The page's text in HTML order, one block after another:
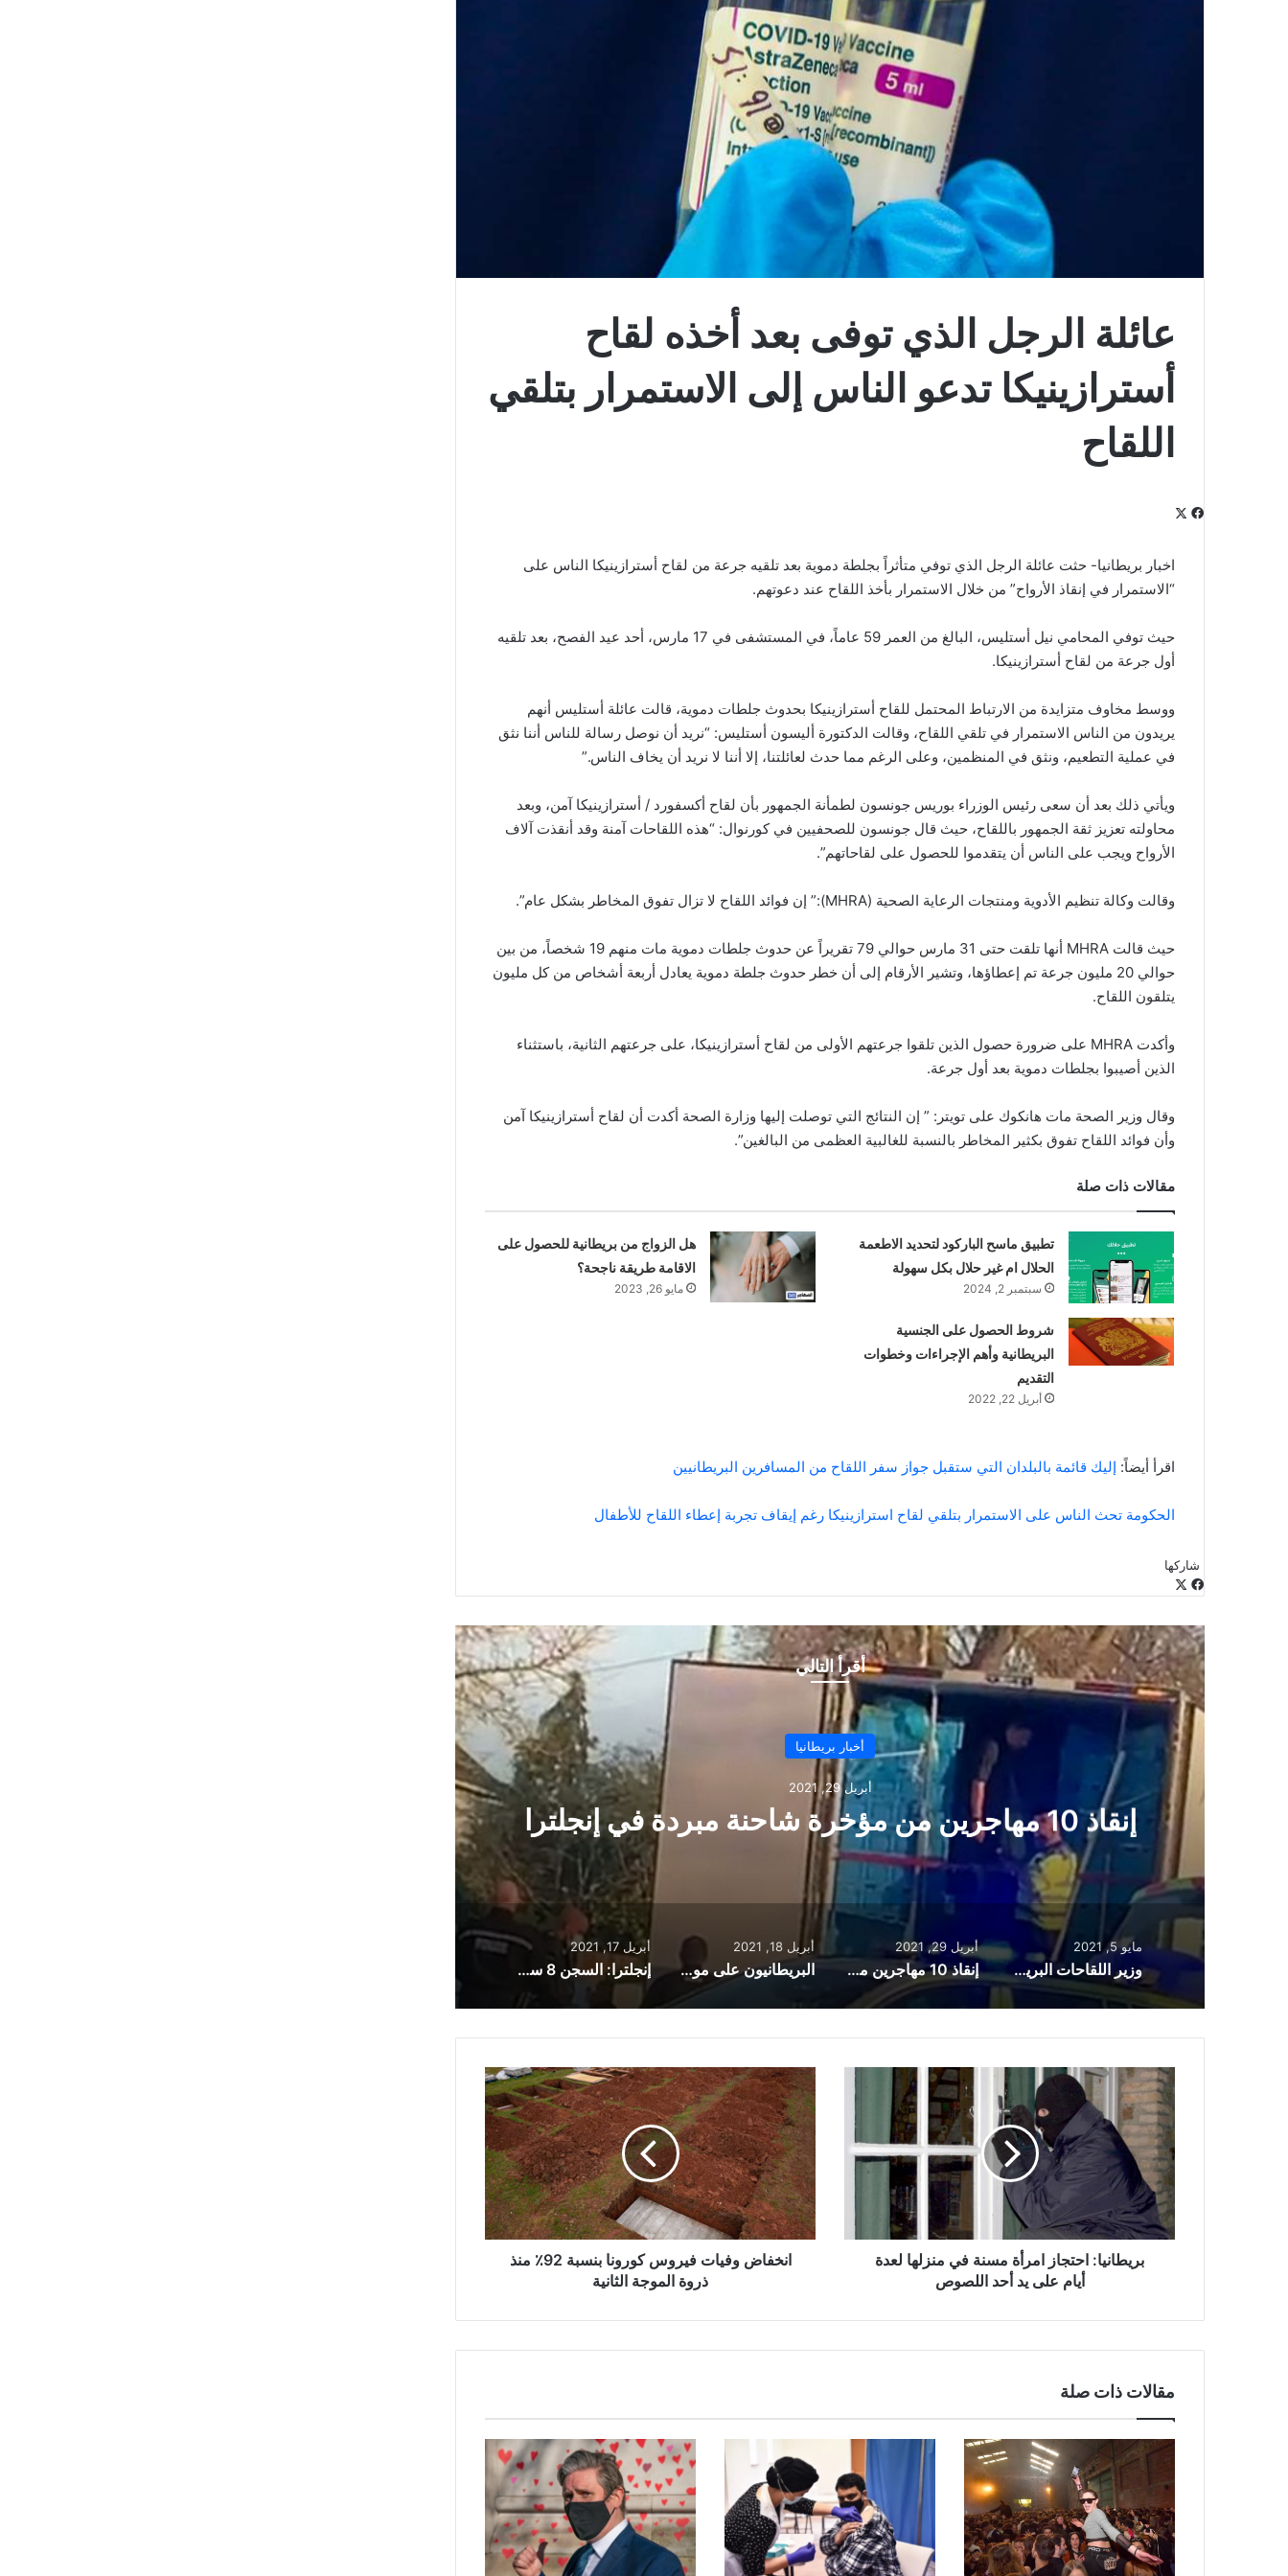
عائلة الرجل الذي توفى بعد أخذه لقاح
أسترازينيكا تدعو الناس إلى الاستمرار بتلقي
اللقاح
فيسبوك
اخبار بريطانيا- حثت عائلة الرجل الذي توفي متأثراً بجلطة دموية بعد تلقيه جرعة من لقاح أسترازينيكا الناس على
“الاستمرار في إنقاذ الأرواح” من خلال الاستمرار بأخذ اللقاح عند دعوتهم.
حيث توفي المحامي نيل أستليس، البالغ من العمر 59 عاماً، في المستشفى في 17 مارس، أحد عيد الفصح، بعد تلقيه
أول جرعة من لقاح أسترازينيكا.
ووسط مخاوف متزايدة من الارتباط المحتمل للقاح أسترازينيكا بحدوث جلطات دموية، قالت عائلة أستليس أنهم
يريدون من الناس الاستمرار في تلقي اللقاح، وقالت الدكتورة أليسون أستليس: “نريد أن نوصل رسالة للناس أننا نثق
في عملية التطعيم، ونثق في المنظمين، وعلى الرغم مما حدث لعائلتنا، إلا أننا لا نريد أن يخاف الناس.”
ويأتي ذلك بعد أن سعى رئيس الوزراء بوريس جونسون لطمأنة الجمهور بأن لقاح أكسفورد / أسترازينيكا آمن، وبعد
محاولته تعزيز ثقة الجمهور باللقاح، حيث قال جونسون للصحفيين في كورنوال: “هذه اللقاحات آمنة وقد أنقذت آلاف
الأرواح ويجب على الناس أن يتقدموا للحصول على لقاحاتهم”.
وقالت وكالة تنظيم الأدوية ومنتجات الرعاية الصحية (MHRA):” إن فوائد اللقاح لا تزال تفوق المخاطر بشكل عام”.
حيث قالت MHRA أنها تلقت حتى 31 مارس حوالي 79 تقريراً عن حدوث جلطات دموية مات منهم 19 شخصاً، من بين
حوالي 20 مليون جرعة تم إعطاؤها، وتشير الأرقام إلى أن خطر حدوث جلطة دموية يعادل أربعة أشخاص من كل مليون
يتلقون اللقاح.
وأكدت MHRA على ضرورة حصول الذين تلقوا جرعتهم الأولى من لقاح أسترازينيكا، على جرعتهم الثانية، باستثناء
الذين أصيبوا بجلطات دموية بعد أول جرعة.
وقال وزير الصحة مات هانكوك على تويتر: ” إن النتائج التي توصلت إليها وزارة الصحة أكدت أن لقاح أسترازينيكا آمن
وأن فوائد اللقاح تفوق بكثير المخاطر بالنسبة للغالبية العظمى من البالغين”.
مقالات ذات صلة
تطبيق ماسح الباركود لتحديد الاطعمة
الحلال ام غير حلال بكل سهولة
سبتمبر 2, 2024
هل الزواج من بريطانية للحصول على
الاقامة طريقة ناجحة؟
مايو 26, 2023
شروط الحصول على الجنسية
البريطانية وأهم الإجراءات وخطوات
التقديم
أبريل 22, 2022
اقرأ أيضاً: إليك قائمة بالبلدان التي ستقبل جواز سفر اللقاح من المسافرين البريطانيين
الحكومة تحث الناس على الاستمرار بتلقي لقاح استرازينيكا رغم إيقاف تجربة إعطاء اللقاح للأطفال
شاركها
فيسبوك
البريد
أقرأ التالي
أخبار بريطانيا
أبريل 18, 2021
البريطانيون على موعد غداً مع موجة حر ودرجات حرارة
مرتفعة
مايو 5, 2021
وزير اللقاحات البريطاني: كابوس كورونا يقترب من نهايته والفيروس سيتحول ليصبح كالإنفلونزا
أبريل 29, 2021
إنقاذ 10 مهاجرين من مؤخرة شاحنة مبردة في إنجلترا
أبريل 18, 2021
البريطانيون على موعد غداً مع موجة حر ودرجات حرارة مرتفعة
أبريل 17, 2021
إنجلترا: السجن 8 سنوات لرجل ضرب طفلا حتى أفقده بصره
بريطانيا:
احتجاز
امرأة
مسنة
في
منزلها
لعدة
أيام
على
بريطانيا: احتجاز امرأة مسنة في منزلها لعدة
أيام على يد أحد اللصوص
انخفاض
وفيات
فيروس
كورونا
بنسبة
92٪
منذ
ذروة
الموجة
الثانية
انخفاض وفيات فيروس كورونا بنسبة 92٪ منذ
ذروة الموجة الثانية
مقالات ذات صلة